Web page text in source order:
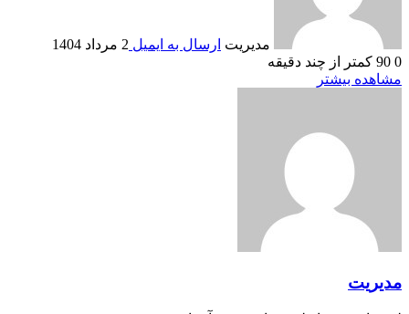
مدیریت ارسال به ایمیل 2 مرداد 1404
0
کمتر از چند دقیقه
مشاهده بیشتر
مدیریت